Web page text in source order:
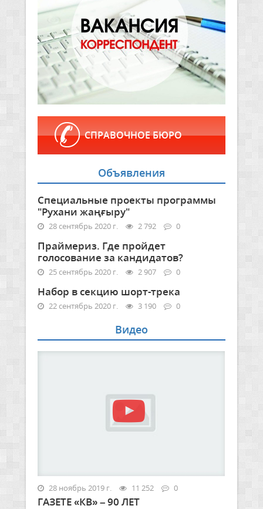
СПРАВОЧНОЕ БЮРО
Объявления
Специальные проекты программы
"Рухани жаңғыру"
28 сентябрь 2020 г. 2 792 0
Праймериз. Где пройдет
голосование за кандидатов?
25 сентябрь 2020 г. 2 907 0
Набор в секцию шорт-трека
22 сентябрь 2020 г. 3 190 0
Видео
28 ноябрь 2019 г. 11 252 0
ГАЗЕТЕ «КВ» – 90 ЛЕТ